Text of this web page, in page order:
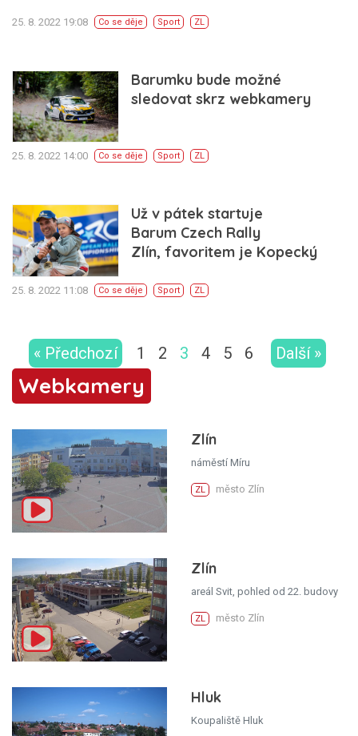
25. 8. 2022 19:08 Co se děje Sport ZL
Barumku bude možné
sledovat skrz webkamery
25. 8. 2022 14:00 Co se děje Sport ZL
Už v pátek startuje
Barum Czech Rally
Zlín, favoritem je Kopecký
25. 8. 2022 11:08 Co se děje Sport ZL
« Předchozí 1 2 3 4 5 6 Další »
Webkamery
Zlín
náměstí Míru
ZL město Zlín
Zlín
areál Svit, pohled od 22. budovy
ZL město Zlín
Hluk
Koupaliště Hluk